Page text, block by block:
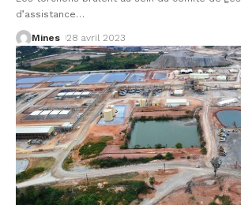
d’assistance…
Mines 28 avril 2023